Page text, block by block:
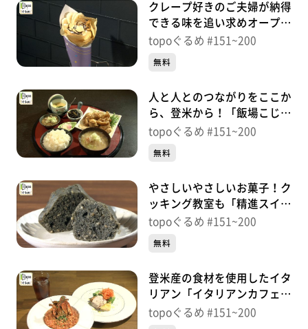
クレープ好きのご夫婦が納得
できる味を追い求めオープ
ン！「Riyan」（登米市南方
topoぐるめ #151~200
無料
人と人とのつながりをここか
ら、登米から！「飯場こじ
か」（登米市中田町）＃
topoぐるめ #151~200
無料
やさしいやさしいお菓子！ク
ッキング教室も「精進スイー
ツ 結び」（登米市中田町）
topoぐるめ #151~200
無料
登米産の食材を使用したイタ
リアン「イタリアンカフェ
Beato」（登米市迫町）＃
topoぐるめ #151~200